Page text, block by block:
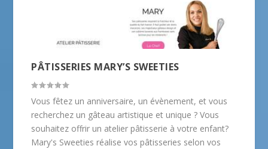
PÂTISSERIES MARY’S SWEETIES
Vous fêtez un anniversaire, un évènement, et vous
recherchez un gâteau artistique et unique ? Vous
souhaitez offrir un atelier pâtisserie à votre enfant?
Mary's Sweeties réalise vos pâtisseries selon vos